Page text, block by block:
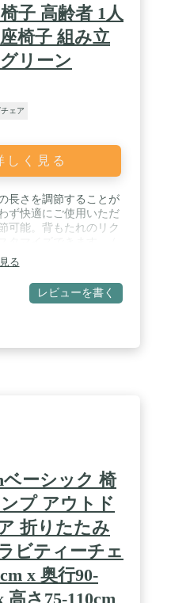
子 高齢者 1人
椅子 組み立
リーン
ェア
しく見る
長さを調節することが
ず快適にご使用いただ
可能。背もたれのリク
れは、用途に合わせて
約34～約40cmまでの、
ボリュームあるヘッド
が可能です。 / 【サイ
高さ82-100cm/座
】中国製 / 【仕様】座
ッドレストリクライ
リクライニング(6段
＆リクライニング(14
不要) / 【ギフトに最
です。父の日/母の日/
越し/ご入学/ご就職/ご
暮などのお祝い・贈り
る
レビューを書く
ベーシック 椅
プ アウトド
折りたたみ
ビティーチェ
x 奥行90-
高さ75-110cm